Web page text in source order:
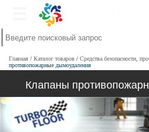
Главная Каталог товаров Средства безопасности,
противопожарные дымоудаления
Клапаны